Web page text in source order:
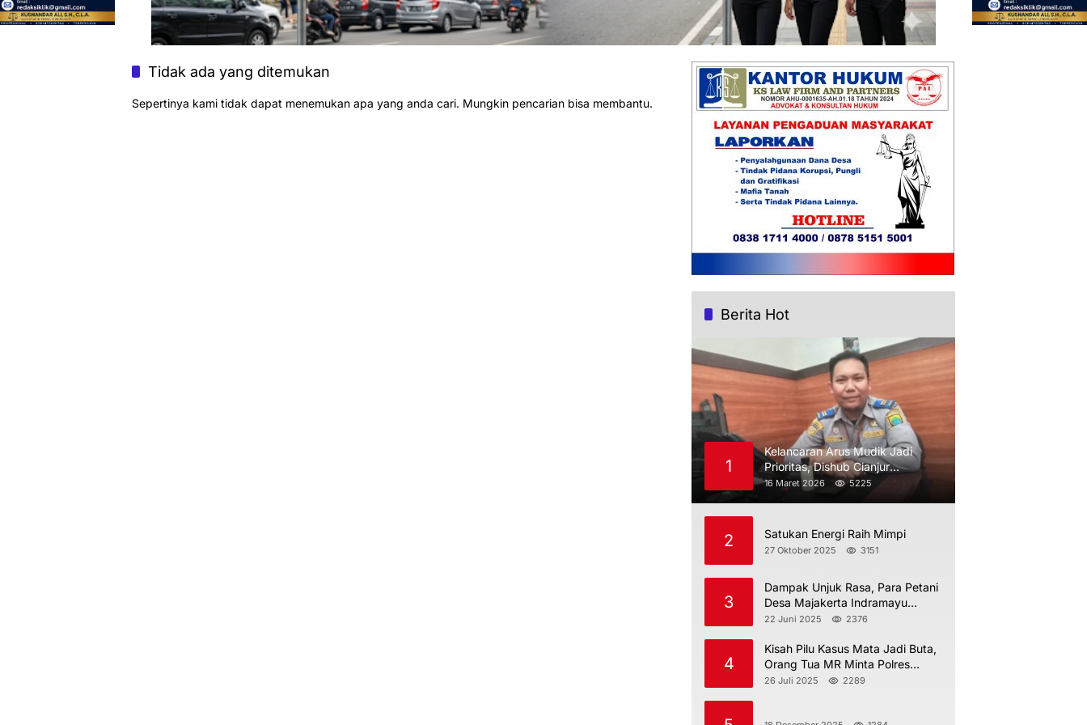
Tidak ada yang ditemukan
Sepertinya kami tidak dapat menemukan apa yang anda cari. Mungkin pencarian bisa membantu.
Berita Hot
1
Kelancaran Arus Mudik Jadi
Prioritas, Dishub Cianjur
Maksimalkan Pengawasan
16 Maret 2026 5225
2 Satukan Energi Raih Mimpi
27 Oktober 2025 3151
3
Dampak Unjuk Rasa, Para Petani
Desa Majakerta Indramayu
Dilarang Menggarap
22 Juni 2025 2376
4
Kisah Pilu Kasus Mata Jadi Buta,
Orang Tua MR Minta Polres
Indramayu Jangan Berdiam Diri
26 Juli 2025 2289